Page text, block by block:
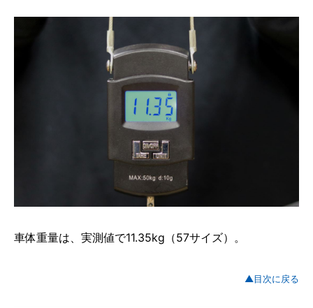
車体重量は、実測値で11.35kg（57サイズ）。
▲目次に戻る